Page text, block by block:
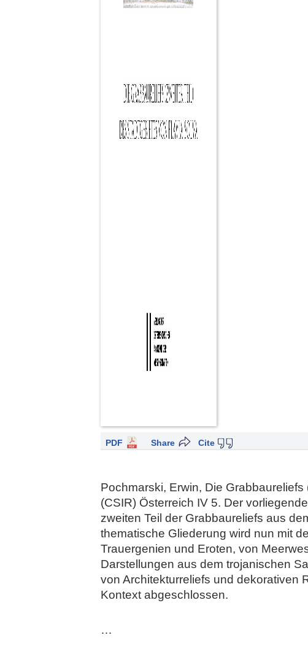
PDF Cite
Share
Pochmarski, Erwin, Die
(CSIR) Österreich IV 5. Der
zweiten Teil der Grabbaureliefs aus
thematische Gliederung wird nun mit
Trauergenien und Eroten, von
Darstellungen aus dem trojanischen
von Architekturreliefs und dekorativen
Kontext abgeschlossen.
…